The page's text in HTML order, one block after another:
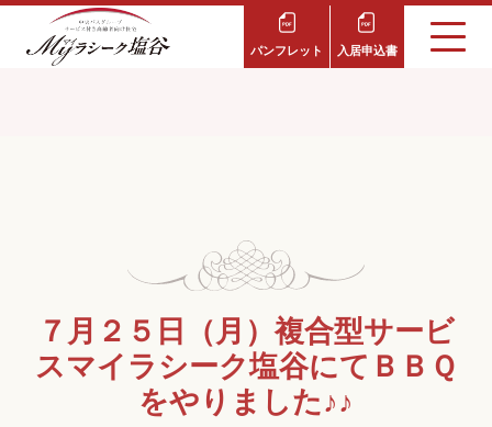
パンフレット 入居申込書
７月２５日（月）複合型サービ
スマイラシーク塩谷にてＢＢＱ
をやりました♪♪